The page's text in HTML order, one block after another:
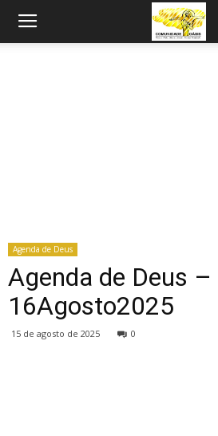
Agenda de Deus
Agenda de Deus –
16Agosto2025
15 de agosto de 2025 0